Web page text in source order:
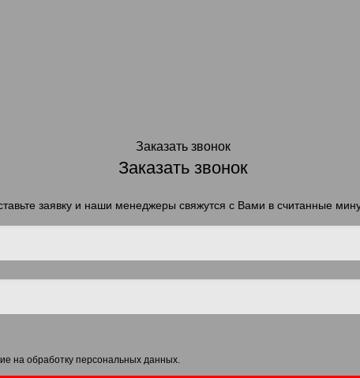
Заказать звонок
Заказать звонок
заявку и наши менеджеры свяжутся с Вами в считанные
на обработку персональных данных